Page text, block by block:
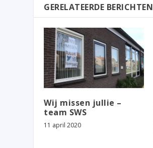
GERELATEERDE BERICHTEN
Wij missen jullie –
team SWS
11 april 2020